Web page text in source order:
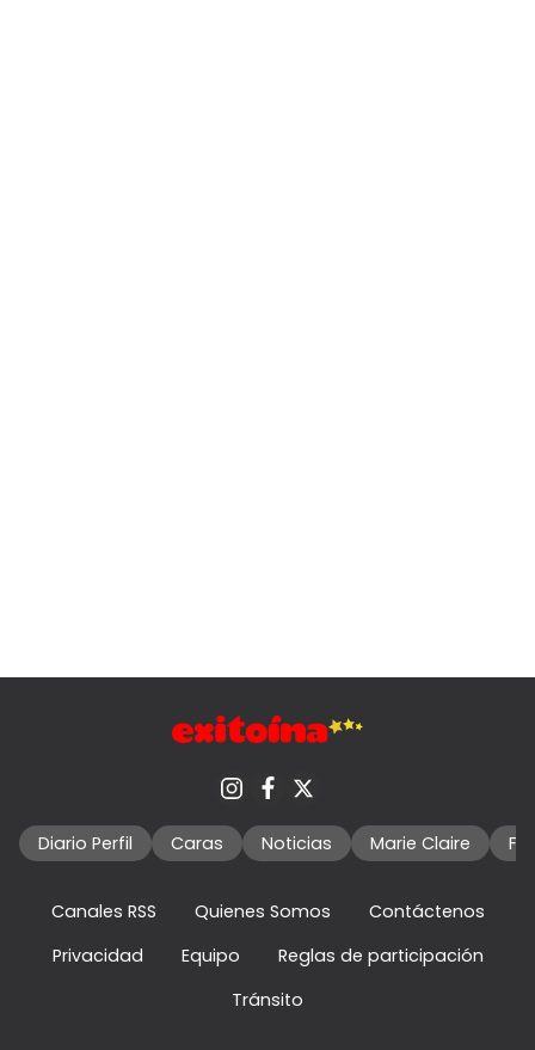
Diario Perfil Caras Noticias Marie Claire
Canales RSS Quienes Somos
Contáctenos
Privacidad
Equipo
Reglas de participación
Tránsito